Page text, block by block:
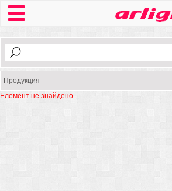
Продукция
Елемент не знайдено.